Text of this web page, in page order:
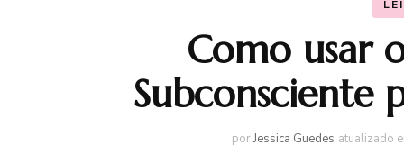
Como usar
Subconsciente
porJessica Guedes atualizado